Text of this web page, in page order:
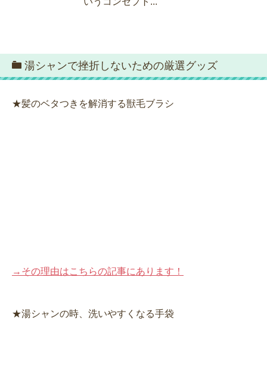
湯シャンで挫折しないための厳選グッズ
★髪のベタつきを解消する獣毛ブラシ
→その理由はこちらの記事にあります！
★湯シャンの時、洗いやすくなる手袋